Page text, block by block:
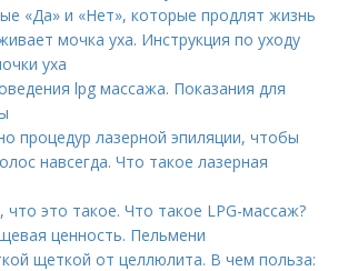
«Да» и «Нет», которые продлят жизнь
мочка уха. Инструкция по уходу
уха
lpg массажа. Показания для
процедур лазерной эпиляции, чтобы
навсегда. Что такое лазерная
что это такое. Что такое LPG-массаж?
ценность. Пельмени
щеткой от целлюлита. В чем польза: